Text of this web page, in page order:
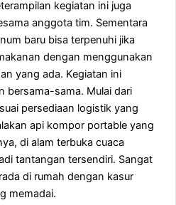
kegiatan ini juga
anggota tim. Sementara
baru bisa terpenuhi jika
dengan menggunakan
yang ada. Kegiatan ini
bersama-sama. Mulai dari
persediaan logistik yang
api kompor portable yang
di alam terbuka cuaca
tantangan tersendiri. Sangat
di rumah dengan kasur
memadai.